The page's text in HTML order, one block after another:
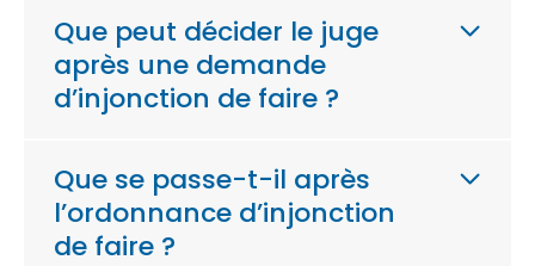
Que peut décider le juge
après une demande
d’injonction de faire ?
Que se passe-t-il après
l’ordonnance d’injonction
de faire ?